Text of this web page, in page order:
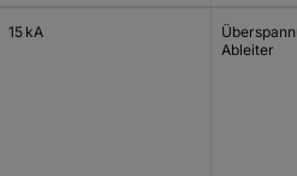
15 kA
Ableiter